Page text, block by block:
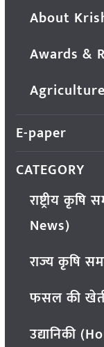
About
Awards &
E-paper
CATEGORY
राष्ट्रीय
News)
राज्य कृषि
फसल की
उद्यानिकी